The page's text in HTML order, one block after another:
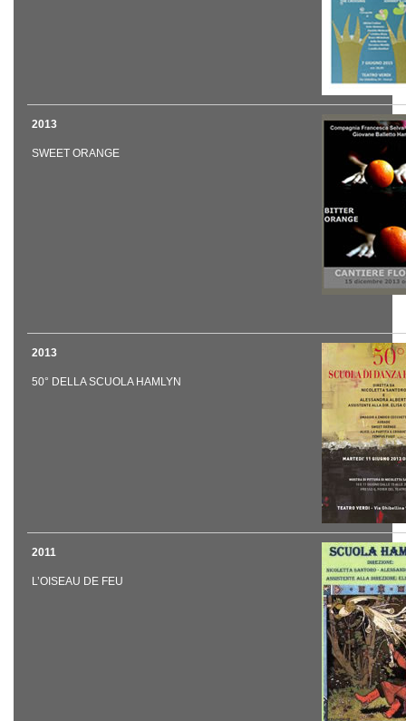
2013
SWEET ORANGE
2013
50° DELLA SCUOLA HAMLYN
2011
L’OISEAU DE FEU